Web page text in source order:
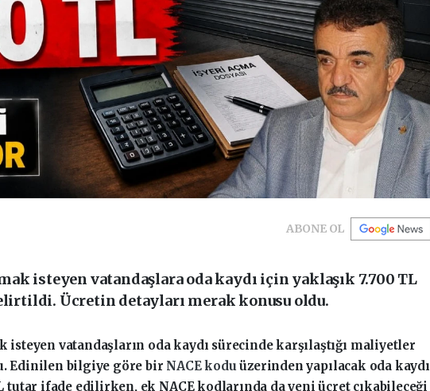
ABONE OL
isteyen vatandaşlara oda kaydı için yaklaşık 7.700 TL
Ücretin detayları merak konusu oldu.
isteyen vatandaşların oda kaydı sürecinde karşılaştığı maliyetler
Edinilen bilgiye göre bir NACE koduüzerinden yapılacak oda kaydı
tutar ifade edilirken, ek NACE kodlarında da yeni ücret çıkabileceği